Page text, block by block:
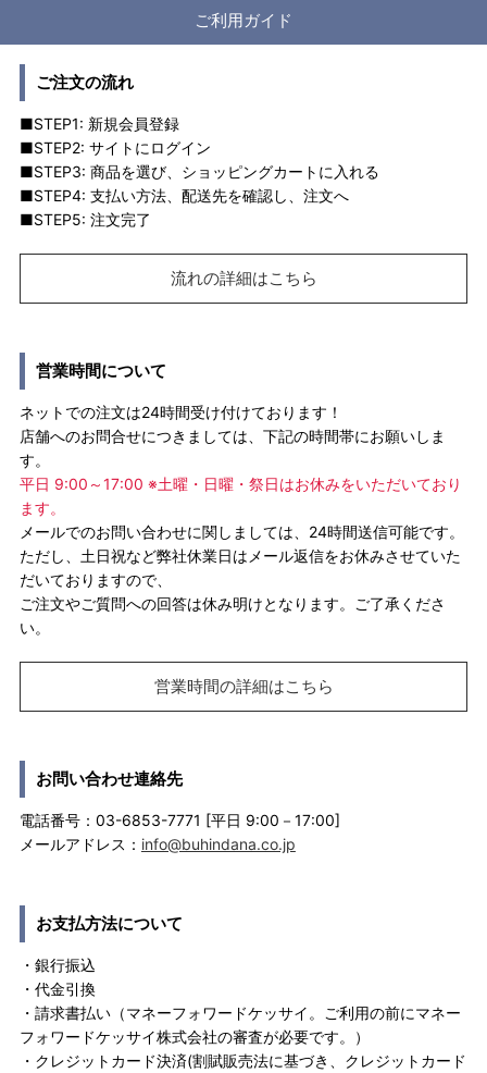
ご利用ガイド
ご注文の流れ
■STEP1: 新規会員登録
■STEP2: サイトにログイン
■STEP3: 商品を選び、ショッピングカートに入れる
■STEP4: 支払い方法、配送先を確認し、注文へ
■STEP5: 注文完了
流れの詳細はこちら
営業時間について
ネットでの注文は24時間受け付けております！
店舗へのお問合せにつきましては、下記の時間帯にお願いしま
す。
平日 9:00～17:00 ※土曜・日曜・祭日はお休みをいただいており
ます。
メールでのお問い合わせに関しましては、24時間送信可能です。
ただし、土日祝など弊社休業日はメール返信をお休みさせていた
だいておりますので、
ご注文やご質問への回答は休み明けとなります。ご了承くださ
い。
営業時間の詳細はこちら
お問い合わせ連絡先
電話番号：03-6853-7771 [平日 9:00－17:00]
メールアドレス： info@buhindana.co.jp
お支払方法について
・銀行振込
・代金引換
・請求書払い（マネーフォワードケッサイ。ご利用の前にマネー
フォワードケッサイ株式会社の審査が必要です。）
・クレジットカード決済(割賦販売法に基づき、クレジットカード